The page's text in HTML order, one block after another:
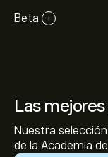
Beta i
Las mejores
Nuestra
de la Academia